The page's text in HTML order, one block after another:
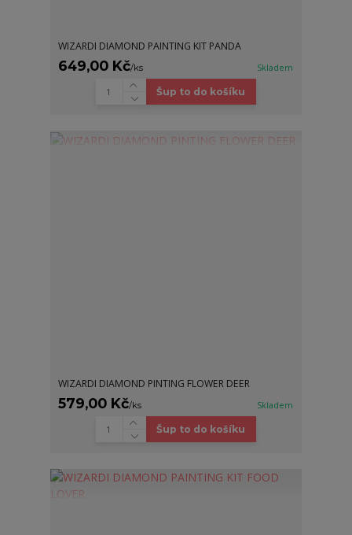
WIZARDI DIAMOND PAINTING KIT PANDA
649,00 Kč/ks Skladem
Šup to do košíku
WIZARDI DIAMOND PINTING FLOWER DEER
579,00 Kč/ks Skladem
Šup to do košíku